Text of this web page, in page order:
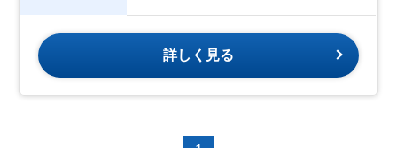
詳しく見る